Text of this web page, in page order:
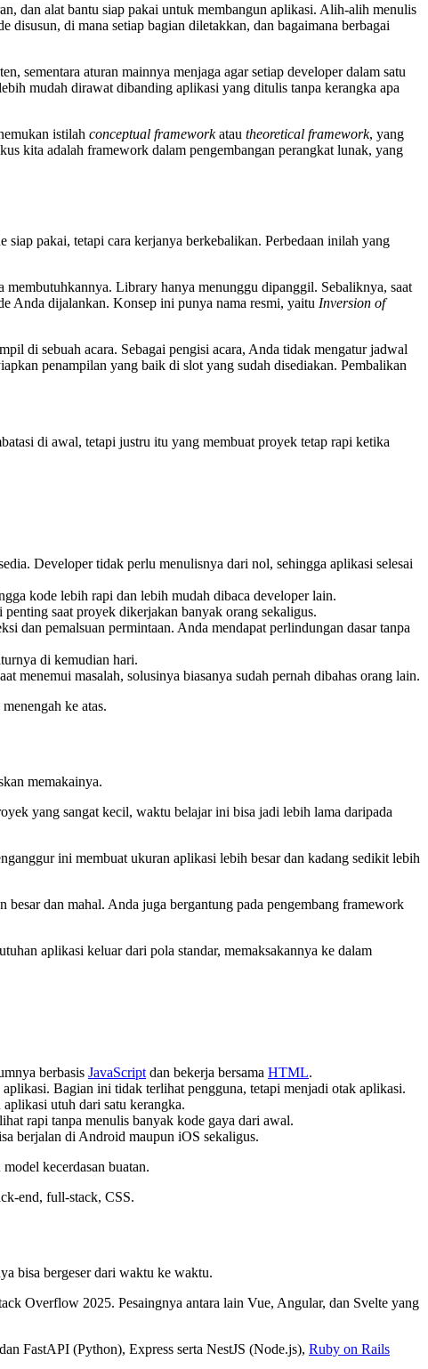
dan alat bantu siap pakai untuk membangun aplikasi. Alih-alih menulis
di mana setiap bagian diletakkan, dan bagaimana berbagai
sementara aturan mainnya menjaga agar setiap developer dalam satu
mudah dirawat dibanding aplikasi yang ditulis tanpa kerangka apa
istilah conceptual frameworkatau theoretical framework, yang
kita adalah framework dalam pengembangan perangkat lunak, yang
siap pakai, tetapi cara kerjanya berkebalikan. Perbedaan inilah yang
Library hanya menunggu dipanggil. Sebaliknya, saat
Anda dijalankan. Konsep ini punya nama resmi, yaitu Inversion of
di sebuah acara. Sebagai pengisi acara, Anda tidak mengatur jadwal
penampilan yang baik di slot yang sudah disediakan. Pembalikan
di awal, tetapi justru itu yang membuat proyek tetap rapi ketika
Developer tidak perlu menulisnya dari nol, sehingga aplikasi selesai
kode lebih rapi dan lebih mudah dibaca developer lain.
saat proyek dikerjakan banyak orang sekaligus.
dan pemalsuan permintaan. Anda mendapat perlindungan dasar tanpa
di kemudian hari.
menemui masalah, solusinya biasanya sudah pernah dibahas orang lain.
ke atas.
memakainya.
yang sangat kecil, waktu belajar ini bisa jadi lebih lama daripada
ini membuat ukuran aplikasi lebih besar dan kadang sedikit lebih
dan mahal. Anda juga bergantung pada pengembang framework
aplikasi keluar dari pola standar, memaksakannya ke dalam
berbasis JavaScript dan bekerja bersama HTML.
Bagian ini tidak terlihat pengguna, tetapi menjadi otak aplikasi.
utuh dari satu kerangka.
rapi tanpa menulis banyak kode gaya dari awal.
berjalan di Android maupun iOS sekaligus.
kecerdasan buatan.
end, full-stack, CSS.
bisa bergeser dari waktu ke waktu.
Overflow 2025. Pesaingnya antara lain Vue, Angular, dan Svelte yang
FastAPI (Python), Express serta NestJS (Node.js), Ruby on Rails